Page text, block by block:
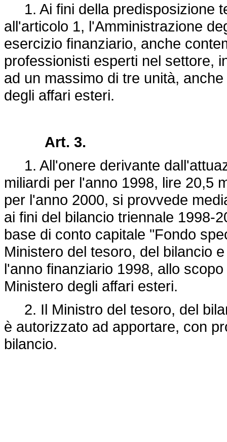
1. Ai fini della predisposizione
all'articolo 1, l'Amministrazione
esercizio finanziario, anche
professionisti esperti nel settore,
ad un massimo di tre unità,
degli affari esteri.
Art. 3.
1. All'onere derivante
miliardi per l'anno 1998, lire 20,5
per l'anno 2000, si provvede
ai fini del bilancio triennale 1998-
base di conto capitale "Fondo
Ministero del tesoro, del bilancio
l'anno finanziario 1998, allo
Ministero degli affari esteri.
2. Il Ministro del tesoro, del
è autorizzato ad apportare, con
bilancio.